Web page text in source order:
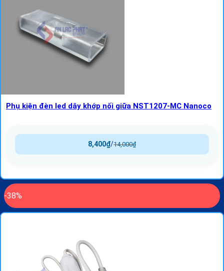
Phụ kiện đèn led dây khớp nối giữa NST1207-MC Nanoco
14,000₫
/
8,400₫
-38%